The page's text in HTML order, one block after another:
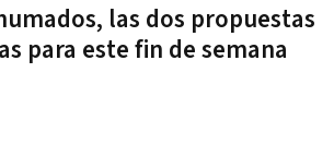
las dos propuestas
para este fin de semana